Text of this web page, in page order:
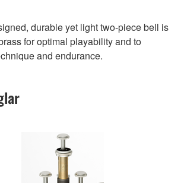
durable yet light two-piece bell is
for optimal playability and to
and endurance.